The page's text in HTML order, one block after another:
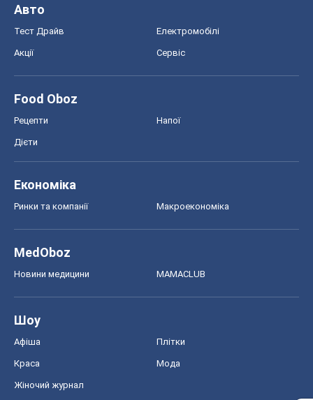
Авто
Тест Драйв Електромобілі
Акції Сервіс
Food Oboz
Рецепти Напої
Дієти
Економіка
Ринки та компанії Макроекономіка
MedOboz
Новини медицини MAMACLUB
Шоу
Афіша Плітки
Краса Мода
Жіночий журнал